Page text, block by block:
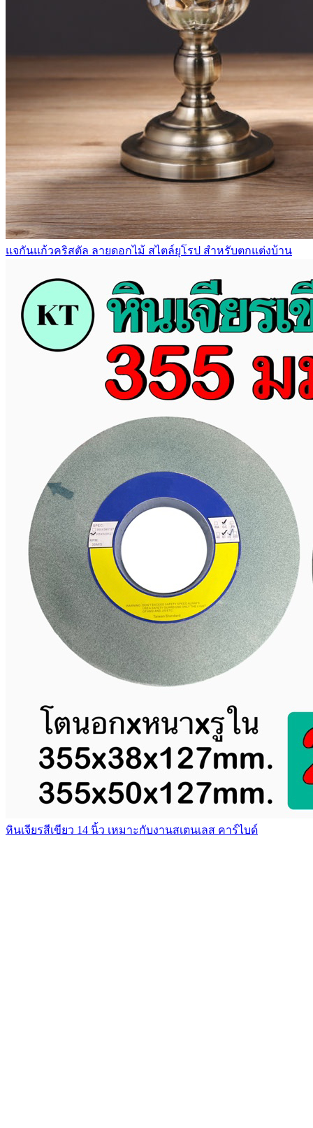
แจกันแก้วคริสตัล ลายดอกไม้ สไตล์ยุโรป สําหรับตกแต่งบ้าน
หินเจียรสีเขียว 14 นิ้ว เหมาะกับงานสเตนเลส คาร์ไบด์